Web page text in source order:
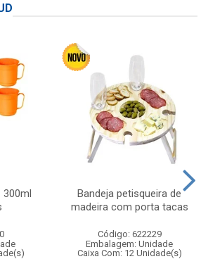
300ml
Bandeja petisqueira de
madeira com porta tacas
Código: 622229
Embalagem: Unidade
Caixa Com: 12 Unidade(s)